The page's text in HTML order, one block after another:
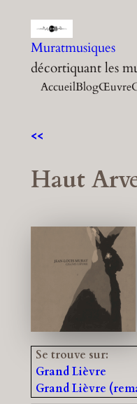
contenu
Muratmusiques
décortiquant les
AccueilBlogŒuvre
<<
Haut
Se trouve sur:
Grand Lièvre
Grand Lièvre